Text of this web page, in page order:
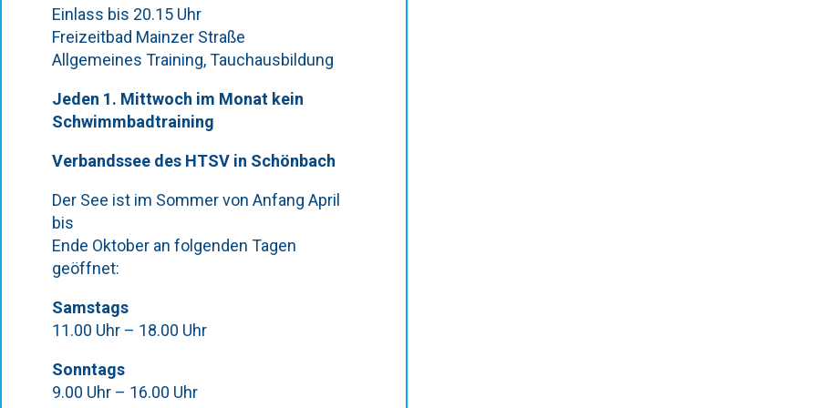
Einlass bis 20.15 Uhr
Freizeitbad Mainzer Straße
Allgemeines Training, Tauchausbildung
Jeden 1. Mittwoch im Monat kein
Schwimmbadtraining
Verbandssee des HTSV in Schönbach
Der See ist im Sommer von Anfang April
bis
Ende Oktober an folgenden Tagen
geöffnet:
Samstags
11.00 Uhr – 18.00 Uhr
Sonntags
9.00 Uhr – 16.00 Uhr